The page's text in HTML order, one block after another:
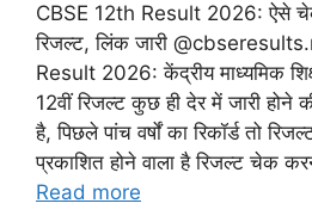
CBSE 12th Result 2026: ऐसे
रिजल्ट, लिंक जारी
Result 2026: केंद्रीय माध्यमिक
12वीं रिजल्ट कुछ ही देर में जारी होने
है, पिछले पांच वर्षों का रिकॉर्ड तो
प्रकाशित होने वाला है रिजल्ट चेक
Read more